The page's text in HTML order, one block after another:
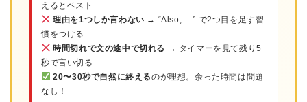
えるとベスト
理由を1つしか言わない → “Also, …” で2つ目を足す習
慣をつける
時間切れで文の途中で切れる → タイマーを見て残り5
秒で言い切る
20〜30秒で自然に終えるのが理想。余った時間は問題
なし！